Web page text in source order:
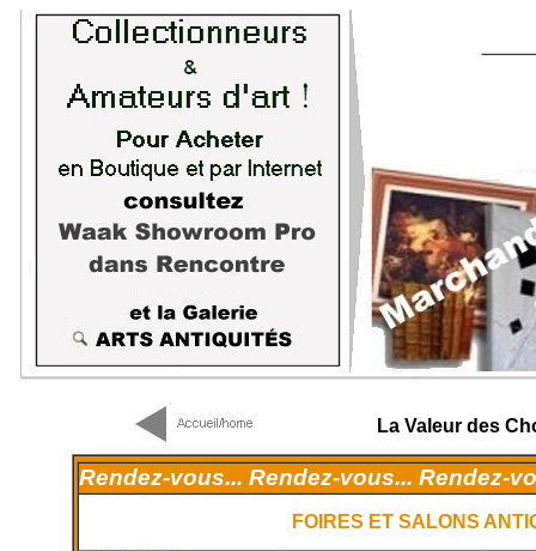
La Valeur des
Rendez-vous... Rendez-vous... Rendez-
FOIRES ET SALONS